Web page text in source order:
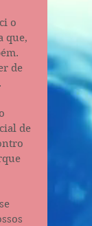
o
que,
de
de